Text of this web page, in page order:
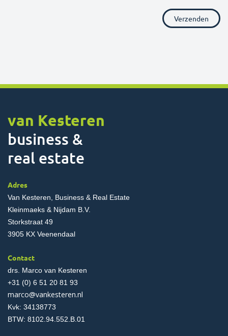
van Kesteren
business &
real estate
Adres
Van Kesteren, Business & Real Estate
Kleinmaeks & Nijdam B.V.
Storkstraat 49
3905 KX Veenendaal
Contact
drs. Marco van Kesteren
+31 (0) 6 51 20 81 93
marco@vankesteren.nl
Kvk: 34138773
BTW: 8102.94.552.B.01